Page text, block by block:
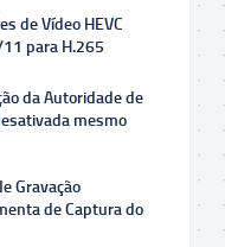
de Vídeo HEVC
para H.265
da Autoridade de
mesmo
Gravação
de Captura do